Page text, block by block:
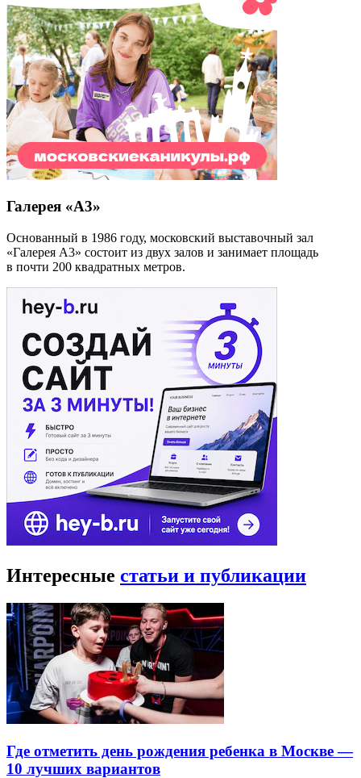
Галерея «А3»
Основанный в 1986 году, московский выставочный зал
«Галерея А3» состоит из двух залов и занимает площадь
в почти 200 квадратных метров.
Интересные статьи и публикации
Где отметить день рождения ребенка в Москве —
10 лучших вариантов